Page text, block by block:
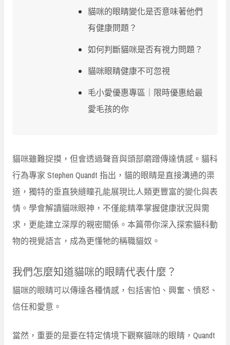
貓咪的眼睛變化是否意味著他們
有健康問題？
如何判斷貓咪是否有視力問題？
貓咪眼睛健康不可忽視
毛小愛優惠專區｜限時優惠給最
愛毛孩的你
貓咪雖難捉摸，但會透過聲音與頭部磨蹭傳達情感。貓科
行為專家 Stephen Quandt 指出，貓的眼睛是直接溝通的渠
道，獨特的垂直狹縫瞳孔能展現比人類更豐富的變化與表
情。學會解讀貓咪眼神，不僅能精準掌握健康狀況與需
求，更能建立深厚的親密關係。本篇帶你深入探索貓科動
物的視覺語言，成為更懂牠的稱職貓奴。
我們怎麼知道貓咪的眼睛代表什麼？
貓咪的眼睛可以傳達各種情感，包括害怕、興奮、憤怒、
信任和愛意。
當然，重要的是要在特定情境下觀察貓咪的眼睛，Quandt